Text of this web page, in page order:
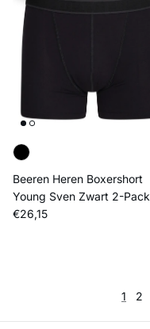
Beeren Heren Boxershort
Young Sven Zwart 2-Pack
Reguliere prijs
€26,15
1 2